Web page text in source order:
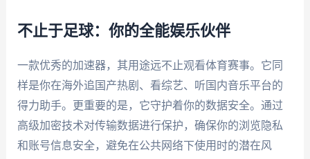
不止于足球：你的全能娱乐伙伴
一款优秀的加速器，其用途远不止观看体育赛事。它同
样是你在海外追国产热剧、看综艺、听国内音乐平台的
得力助手。更重要的是，它守护着你的数据安全。通过
高级加密技术对传输数据进行保护，确保你的浏览隐私
和账号信息安全，避免在公共网络下使用时的潜在风